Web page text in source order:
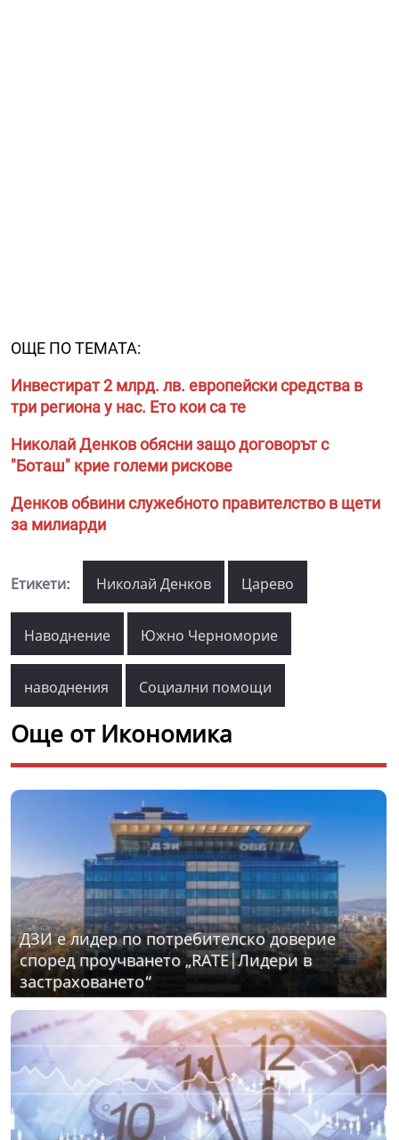
ОЩЕ ПО ТЕМАТА:
Инвестират 2 млрд. лв. европейски средства в
три региона у нас. Ето кои са те
Николай Денков обясни защо договорът с
"Боташ" крие големи рискове
Денков обвини служебното правителство в щети
за милиарди
Етикети: Николай Денков Царево
Наводнение Южно Черноморие
наводнения Социални помощи
Още от Икономика
ДЗИ е лидер по потребителско доверие
според проучването „RATE|Лидери в
застраховането“